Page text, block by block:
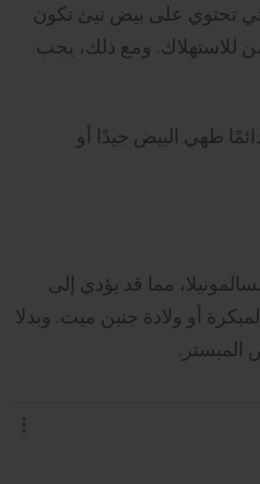
تحتوي على بيض نيئ تكون
للاستهلاك. ومع ذلك، يجب
طهي البيض جيدًا أو
مما قد يؤدي إلى
أو ولادة جنين ميت. وبدلا
المبستر.